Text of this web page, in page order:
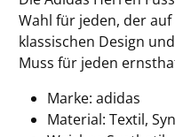
Wahl für jeden, der
klassischen Design
Muss für jeden
Marke: adidas
Material: Textil,